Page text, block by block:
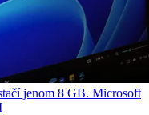
jenom 8 GB. Microsoft